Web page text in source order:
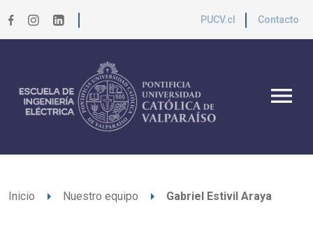
PUCV.cl Contacto
menu
Inicio arrow_right Nuestro equipo arrow_right Gabriel Estivil Araya